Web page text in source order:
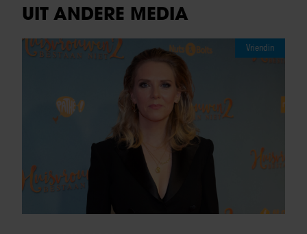
UIT ANDERE MEDIA
Vriendin